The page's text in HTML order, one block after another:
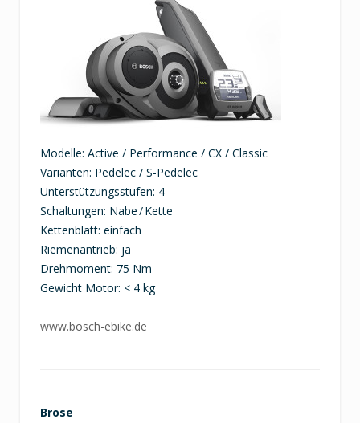
Modelle: Active / Performance / CX / Classic
Varianten: Pedelec / S-Pedelec
Unterstützungsstufen: 4
Schaltungen: Nabe / Kette
Kettenblatt: einfach
Riemenantrieb: ja
Drehmoment: 75 Nm
Gewicht Motor: < 4 kg
www.bosch-ebike.de
Brose